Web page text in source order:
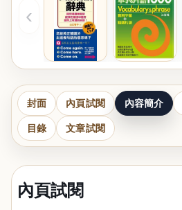
‹
封面 內頁試閱 內容簡介
目錄 文章試閱
內頁試閱